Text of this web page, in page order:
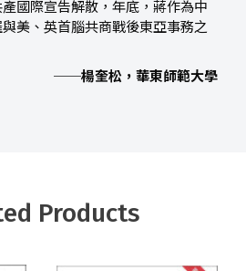
國際宣告解散，年底，蔣作為中
美、英首腦共商戰後東亞事務之
──楊奎松，華東師範大學
Products